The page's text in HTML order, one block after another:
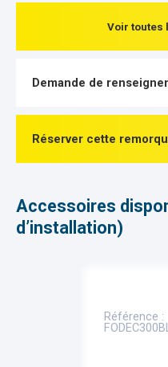
Voir toutes
Demande de
Réserver cette
Accessoires
d’installation)
Référence :